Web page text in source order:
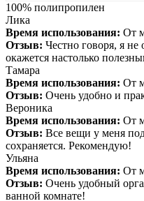
100% полипропилен
Лика
Время использования: От
Отзыв: Честно говоря, я не
окажется настолько
Тамара
Время использования: От
Отзыв: Очень удобно и
Вероника
Время использования: От
Отзыв: Все вещи у меня
сохраняется. Рекомендую!
Ульяна
Время использования: От
Отзыв: Очень удобный
ванной комнате!